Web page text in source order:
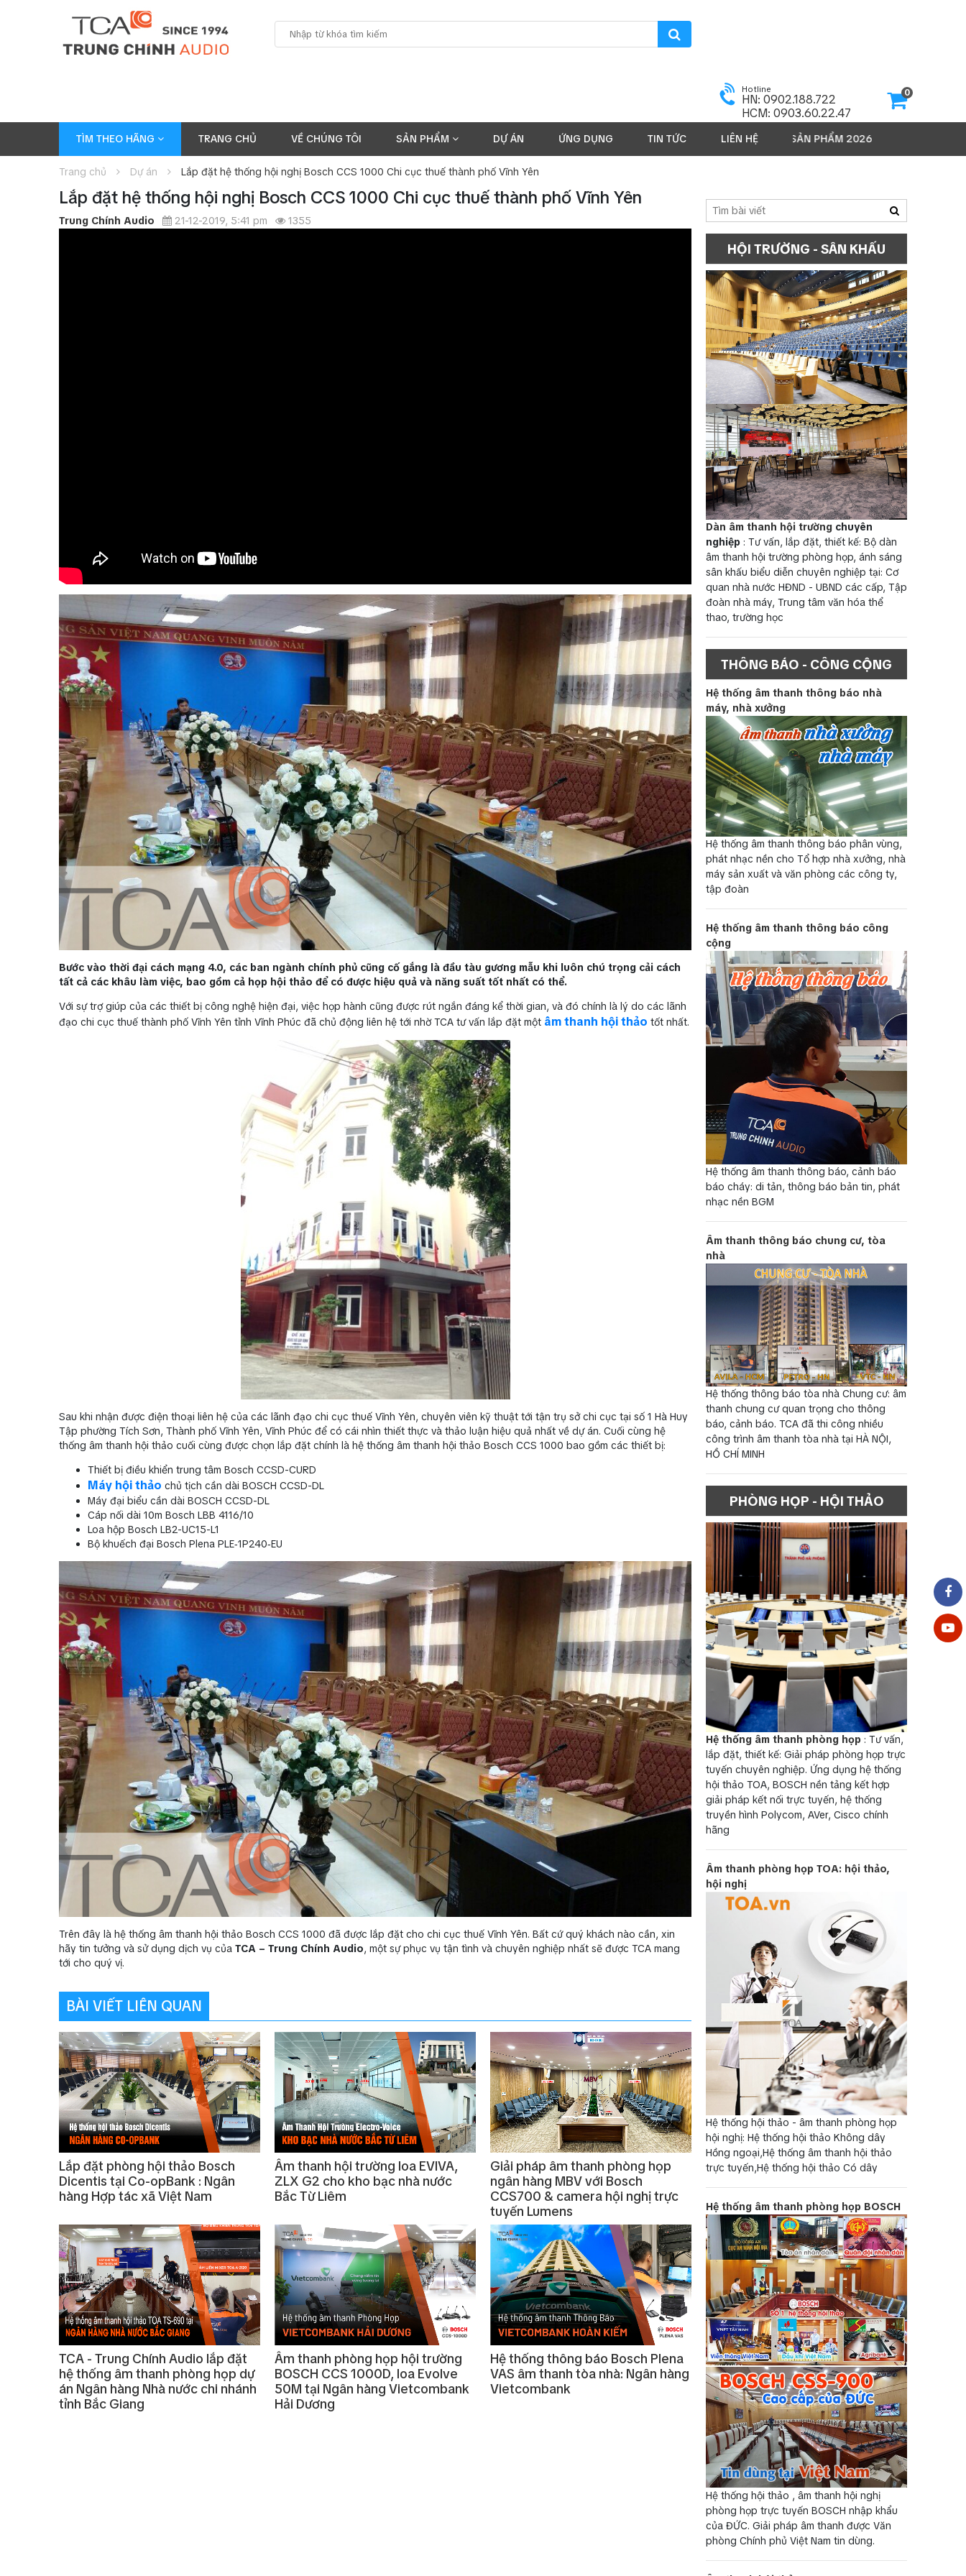
Hotline
HN: 0902.188.722
HCM: 0903.60.22.47
0
TÌM THEO HÃNG TRANG CHỦ VỀ CHÚNG TÔI SẢN PHẨM DỰ ÁN ỨNG DỤNG TIN TỨC LIÊN HỆ SẢN PHẨM 2026
Trang chủ Dự án Lắp đặt hệ thống hội nghị Bosch CCS 1000 Chi cục thuế thành phố Vĩnh Yên
Lắp đặt hệ thống hội nghị Bosch CCS 1000 Chi cục thuế thành phố Vĩnh Yên
Trung Chính Audio 21-12-2019, 5:41 pm 1355
Bước vào thời đại cách mạng 4.0, các ban ngành chính phủ cũng cố gắng là đầu tàu gương mẫu khi luôn chú trọng cải cách
tất cả các khâu làm việc, bao gồm cả họp hội thảo để có được hiệu quả và năng suất tốt nhất có thể.
Với sự trợ giúp của các thiết bị công nghệ hiện đại, việc họp hành cũng được rút ngắn đáng kể thời gian, và đó chính là lý do các lãnh
đạo chi cục thuế thành phố Vĩnh Yên tỉnh Vĩnh Phúc đã chủ động liên hệ tới nhờ TCA tư vấn lắp đặt một âm thanh hội thảo tốt nhất.
Sau khi nhận được điện thoại liên hệ của các lãnh đạo chi cục thuế Vĩnh Yên, chuyên viên kỹ thuật tới tận trụ sở chi cục tại số 1 Hà Huy
Tập phường Tích Sơn, Thành phố Vĩnh Yên, Vĩnh Phúc để có cái nhìn thiết thực và thảo luận hiệu quả nhất về dự án. Cuối cùng hệ
thống âm thanh hội thảo cuối cùng được chọn lắp đặt chính là hệ thống âm thanh hội thảo Bosch CCS 1000 bao gồm các thiết bị:
Thiết bị điều khiển trung tâm Bosch CCSD-CURD
Máy hội thảo chủ tịch cần dài BOSCH CCSD-DL
Máy đại biểu cần dài BOSCH CCSD-DL
Cáp nối dài 10m Bosch LBB 4116/10
Loa hộp Bosch LB2-UC15-L1
Bộ khuếch đại Bosch Plena PLE‑1P240‑EU
Trên đây là hệ thống âm thanh hội thảo Bosch CCS 1000 đã được lắp đặt cho chi cục thuế Vĩnh Yên. Bất cứ quý khách nào cần, xin
hãy tin tưởng và sử dụng dịch vụ của TCA – Trung Chính Audio, một sự phục vụ tận tình và chuyên nghiệp nhất sẽ được TCA mang
tới cho quý vị.
BÀI VIẾT LIÊN QUAN
Lắp đặt phòng hội thảo Bosch
Dicentis tại Co-opBank : Ngân
hàng Hợp tác xã Việt Nam
Âm thanh hội trường loa EVIVA,
ZLX G2 cho kho bạc nhà nước
Bắc Từ Liêm
Giải pháp âm thanh phòng họp
ngân hàng MBV với Bosch
CCS700 & camera hội nghị trực
tuyến Lumens
TCA - Trung Chính Audio lắp đặt
hệ thống âm thanh phòng họp dự
án Ngân hàng Nhà nước chi nhánh
tỉnh Bắc Giang
Âm thanh phòng họp hội trường
BOSCH CCS 1000D, loa Evolve
50M tại Ngân hàng Vietcombank
Hải Dương
Hệ thống thông báo Bosch Plena
VAS âm thanh tòa nhà: Ngân hàng
Vietcombank
HỘI TRƯỜNG - SÂN KHẤU
Dàn âm thanh hội trường chuyên
nghiệp : Tư vấn, lắp đặt, thiết kế: Bộ dàn
âm thanh hội trường phòng họp, ánh sáng
sân khấu biểu diễn chuyên nghiệp tại: Cơ
quan nhà nước HĐND - UBND các cấp, Tập
đoàn nhà máy, Trung tâm văn hóa thể
thao, trường học
THÔNG BÁO - CÔNG CỘNG
Hệ thống âm thanh thông báo nhà
máy, nhà xưởng
Hệ thống âm thanh thông báo phân vùng,
phát nhạc nền cho Tổ hợp nhà xưởng, nhà
máy sản xuất và văn phòng các công ty,
tập đoàn
Hệ thống âm thanh thông báo công
cộng
Hệ thống âm thanh thông báo, cảnh báo
báo cháy: di tản, thông báo bản tin, phát
nhạc nền BGM
Âm thanh thông báo chung cư, tòa
nhà
Hệ thống thông báo tòa nhà Chung cư: âm
thanh chung cư quan trọng cho thông
báo, cảnh báo. TCA đã thi công nhiều
công trình âm thanh tòa nhà tại HÀ NỘI,
HỒ CHÍ MINH
PHÒNG HỌP - HỘI THẢO
Hệ thống âm thanh phòng họp : Tư vấn,
lắp đặt, thiết kế: Giải pháp phòng họp trực
tuyến chuyên nghiệp. Ứng dụng hệ thống
hội thảo TOA, BOSCH nền tảng kết hợp
giải pháp kết nối trực tuyến, hệ thống
truyền hình Polycom, AVer, Cisco chính
hãng
Âm thanh phòng họp TOA: hội thảo,
hội nghị
Hệ thống hội thảo - âm thanh phòng họp
hội nghị: Hệ thống hội thảo Không dây
Hồng ngoại,Hệ thống âm thanh hội thảo
trực tuyến,Hệ thống hội thảo Có dây
Hệ thống âm thanh phòng họp BOSCH
Hệ thống hội thảo , âm thanh hội nghị
phòng họp trực tuyến BOSCH nhập khẩu
của ĐỨC. Giải pháp âm thanh được Văn
phòng Chính phủ Việt Nam tin dùng.